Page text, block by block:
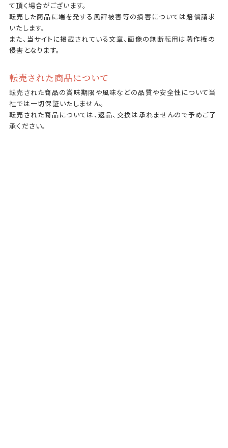
て頂く場合がございます。
転売した商品に端を発する風評被害等の損害については賠償請求
いたします。
また、当サイトに掲載されている文章、画像の無断転用は著作権の
侵害となります。
転売された商品について
転売された商品の賞味期限や風味などの品質や安全性について当
社では一切保証いたしません。
転売された商品については、返品、交換は承れませんので予めご了
承ください。